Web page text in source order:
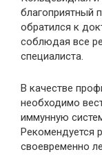
благоприятный
обратился к
соблюдая все
специалиста.
В качестве
необходимо
иммунную
Рекомендуется
своевременно